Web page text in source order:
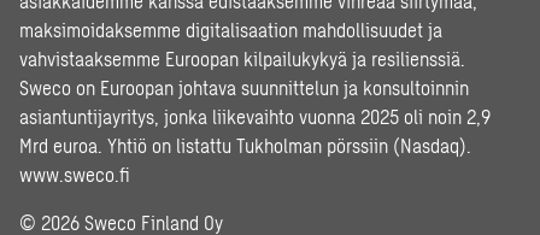
maksimoidaksemme digitalisaation mahdollisuudet ja
vahvistaaksemme Euroopan kilpailukykyä ja resilienssiä.
Sweco on Euroopan johtava suunnittelun ja konsultoinnin
asiantuntijayritys, jonka liikevaihto vuonna 2025 oli noin 2,9
Mrd euroa. Yhtiö on listattu Tukholman pörssiin (Nasdaq).
www.sweco.fi
© 2026 Sweco Finland Oy